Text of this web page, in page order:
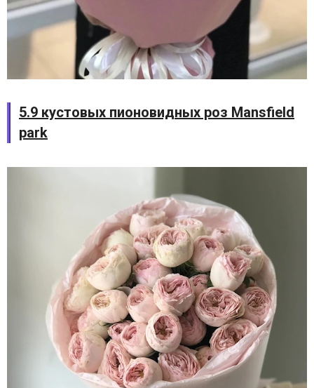
5.9 кустовых пионовидных роз Mansfield
park